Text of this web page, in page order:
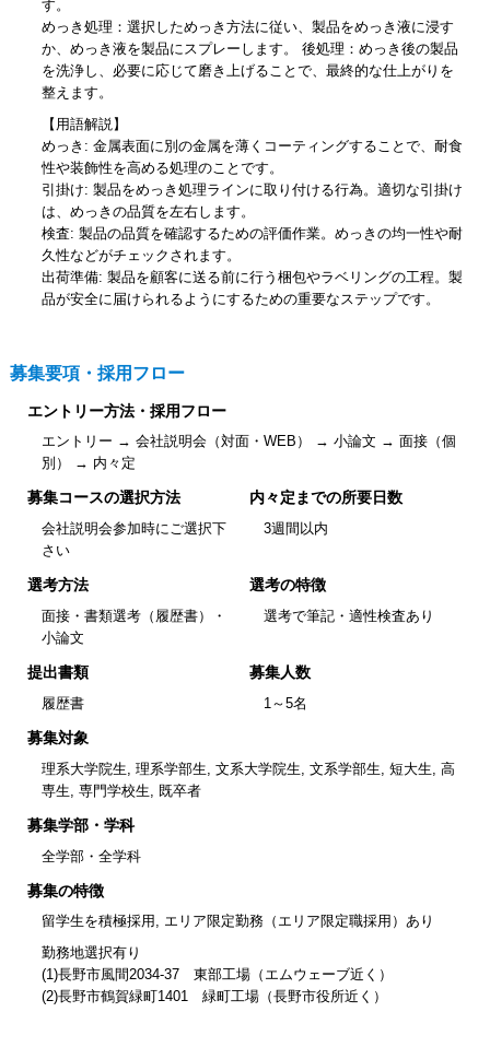
す。
めっき処理：選択しためっき方法に従い、製品をめっき液に浸す
か、めっき液を製品にスプレーします。 後処理：めっき後の製品
を洗浄し、必要に応じて磨き上げることで、最終的な仕上がりを
整えます。
【用語解説】
めっき: 金属表面に別の金属を薄くコーティングすることで、耐食
性や装飾性を高める処理のことです。
引掛け: 製品をめっき処理ラインに取り付ける行為。適切な引掛け
は、めっきの品質を左右します。
検査: 製品の品質を確認するための評価作業。めっきの均一性や耐
久性などがチェックされます。
出荷準備: 製品を顧客に送る前に行う梱包やラベリングの工程。製
品が安全に届けられるようにするための重要なステップです。
募集要項・採用フロー
エントリー方法・採用フロー
エントリー → 会社説明会（対面・WEB） → 小論文 → 面接（個
別） → 内々定
募集コースの選択方法
会社説明会参加時にご選択下
さい
内々定までの所要日数
3週間以内
選考方法
面接・書類選考（履歴書）・
小論文
選考の特徴
選考で筆記・適性検査あり
提出書類
履歴書
募集人数
1～5名
募集対象
理系大学院生, 理系学部生, 文系大学院生, 文系学部生, 短大生, 高
専生, 専門学校生, 既卒者
募集学部・学科
全学部・全学科
募集の特徴
留学生を積極採用, エリア限定勤務（エリア限定職採用）あり
勤務地選択有り
(1)長野市風間2034-37 東部工場（エムウェーブ近く）
(2)長野市鶴賀緑町1401 緑町工場（長野市役所近く）